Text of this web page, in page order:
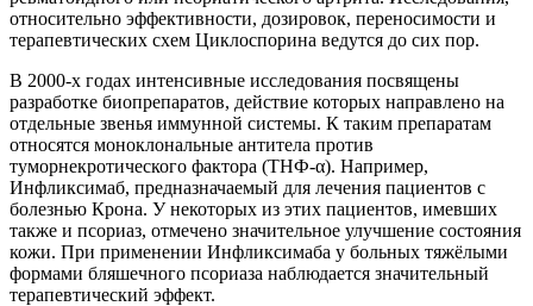
относительно эффективности, дозировок, переносимости и
терапевтических схем Циклоспорина ведутся до сих пор.
В 2000-х годах интенсивные исследования посвящены
разработке биопрепаратов, действие которых направлено на
отдельные звенья иммунной системы. К таким препаратам
относятся моноклональные антитела против
туморнекротического фактора (ТНФ-α). Например,
Инфликсимаб, предназначаемый для лечения пациентов с
болезнью Крона. У некоторых из этих пациентов, имевших
также и псориаз, отмечено значительное улучшение состояния
кожи. При применении Инфликсимаба у больных тяжёлыми
формами бляшечного псориаза наблюдается значительный
терапевтический эффект.